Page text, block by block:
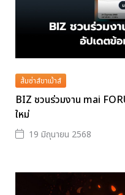
ส้มซ่าส์ขาเม้าส์
BIZ ชวนร่วมงาน mai
ใหม่
19 มิถุนายน 2568